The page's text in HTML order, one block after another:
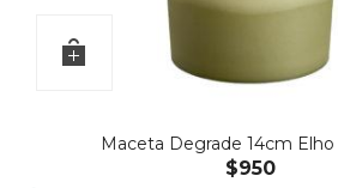
Maceta Degrade 14cm Elho
$950